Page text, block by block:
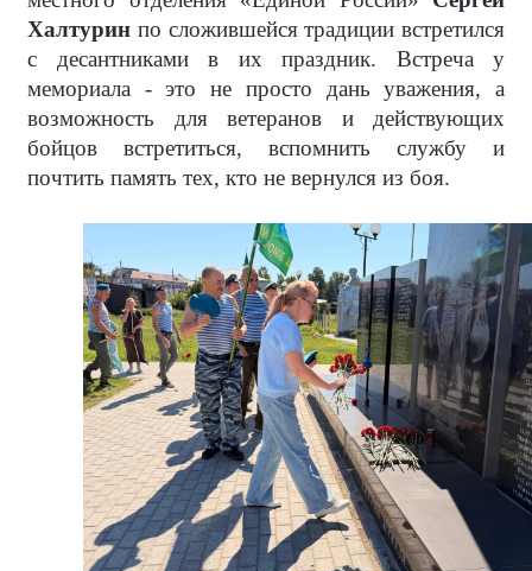
Халтурин по сложившейся традиции встретился
с десантниками в их праздник. Встреча у
мемориала - это не просто дань уважения, а
возможность для ветеранов и действующих
бойцов встретиться, вспомнить службу и
почтить память тех, кто не вернулся из боя.